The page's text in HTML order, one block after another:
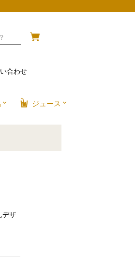
合わせ
ジュース
デザ